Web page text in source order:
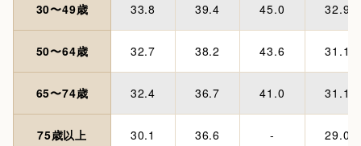
30〜49歳 33.8 39.4 45.0 32.9
50〜64歳 32.7 38.2 43.6 31.1
65〜74歳 32.4 36.7 41.0 31.1
75歳以上 30.1 36.6 - 29.0